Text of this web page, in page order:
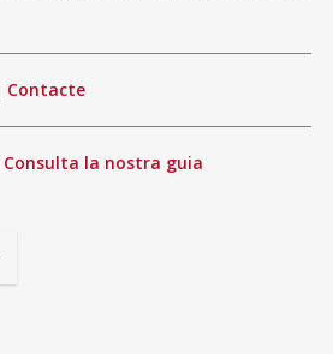
Contacte
Consulta la nostra guia